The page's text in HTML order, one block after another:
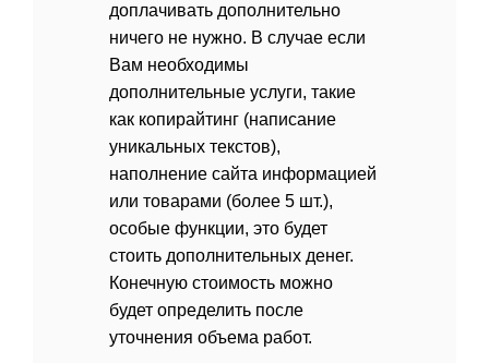
доплачивать дополнительно
ничего не нужно. В случае если
Вам необходимы
дополнительные услуги, такие
как копирайтинг (написание
уникальных текстов),
наполнение сайта информацией
или товарами (более 5 шт.),
особые функции, это будет
стоить дополнительных денег.
Конечную стоимость можно
будет определить после
уточнения объема работ.